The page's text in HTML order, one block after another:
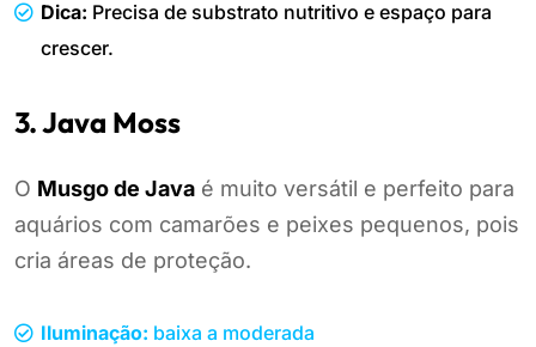
Dica: Precisa de substrato nutritivo e espaço para
crescer.
3. Java Moss
O Musgo de Java é muito versátil e perfeito para
aquários com camarões e peixes pequenos, pois
cria áreas de proteção.
Iluminação: baixa a moderada